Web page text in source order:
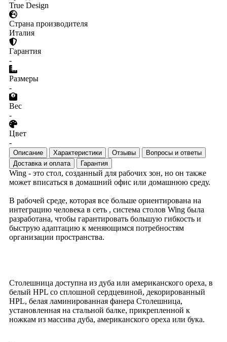
True Design
Страна производителя
Италия
Гарантия
-
Размеры
-
Вес
-
Цвет
-
Описание Характеристики Отзывы
Вопросы и ответы
Доставка и оплата
Гарантия
Wing - это стол, созданный для рабочих зон, но он также
может вписаться в домашний офис или домашнюю среду.
В рабочей среде, которая все больше ориентирована на
интеграцию человека в сеть , система столов Wing была
разработана, чтобы гарантировать большую гибкость и
быструю адаптацию к меняющимся потребностям
организации пространства.
Столешница доступна из дуба или американского ореха, в
белый HPL со сплошной сердцевиной, декорированный
HPL, белая ламинированная фанера Столешница,
установленная на стальной балке, прикрепленной к
ножкам из массива дуба, американского ореха или бука.